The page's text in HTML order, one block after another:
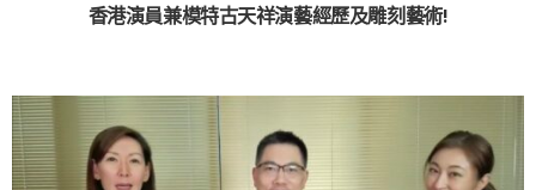
香港演員兼模特古天祥演藝經歷及雕刻藝術!